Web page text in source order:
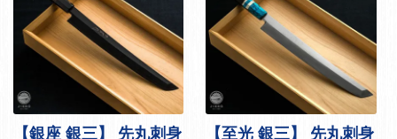
【銀座 銀三】 先丸刺身 【至光 銀三】 先丸刺身